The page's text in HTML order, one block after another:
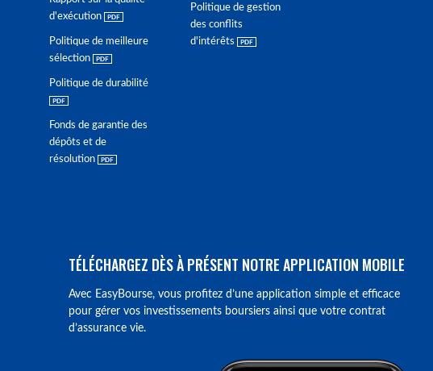
d'exécution
Politique de meilleure
sélection
Politique de durabilité
Fonds de garantie des
dépôts et de
résolution
Politique de gestion
des conflits
d'intérêts
TÉLÉCHARGEZ DÈS À PRÉSENT NOTRE APPLICATION MOBILE
Avec EasyBourse, vous profitez d’une application simple et efficace
pour gérer vos investissements boursiers ainsi que votre contrat
d’assurance vie.